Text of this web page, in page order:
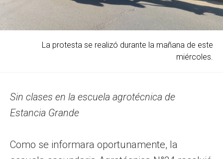
La protesta se realizó durante la mañana de este
miércoles.
Sin clases en la escuela agrotécnica de
Estancia Grande
Como se informara oportunamente, la